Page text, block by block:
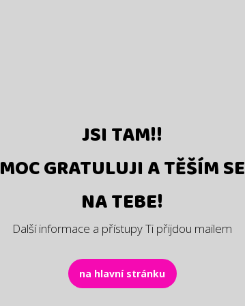
JSI TAM!!
MOC GRATULUJI A TĚŠÍM SE
NA TEBE!
Další informace a přístupy Ti přijdou mailem
na hlavní stránku